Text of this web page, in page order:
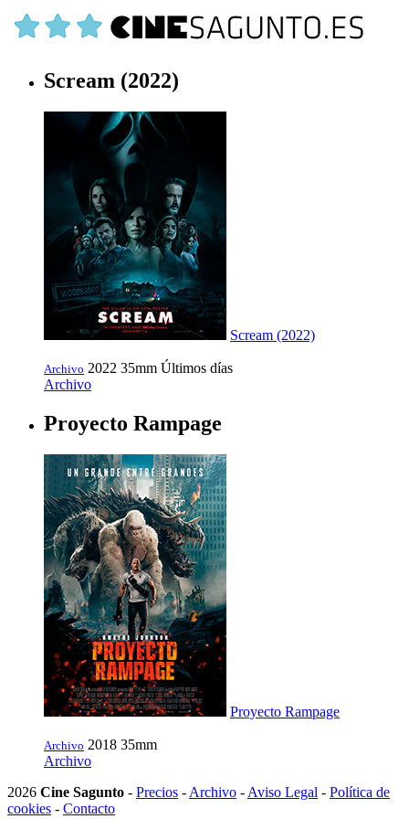
Scream (2022)
Scream (2022)
Archivo 2022 35mm Últimos días
Archivo
Proyecto Rampage
Proyecto Rampage
Archivo 2018 35mm
Archivo
2026 Cine Sagunto - Precios - Archivo - Aviso Legal - Política de
cookies - Contacto